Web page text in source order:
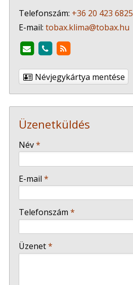
Telefonszám: +36 20 423 6825
E-mail: tobax.klima@tobax.hu
Névjegykártya mentése
Üzenetküldés
-
-
Név*
E-mail *
Telefonszám *
Üzenet*